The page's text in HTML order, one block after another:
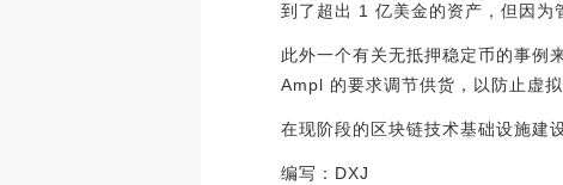
到了超出 1 亿美金的资产，但因为
此外一个有关无抵押稳定币的事
Ampl 的要求调节供货，以防止虚
在现阶段的区块链技术基础设施建
编写：DXJ